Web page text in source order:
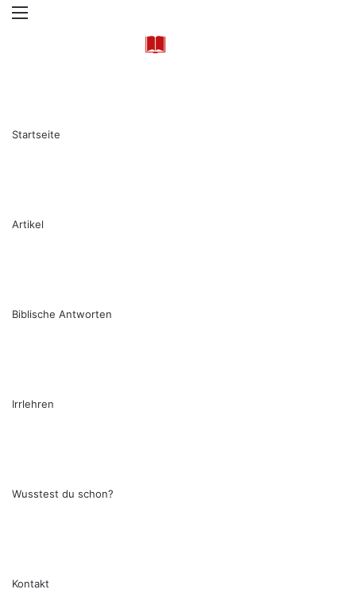
Menü
Startseite
Artikel
Biblische Antworten
Irrlehren
Wusstest du schon?
Kontakt